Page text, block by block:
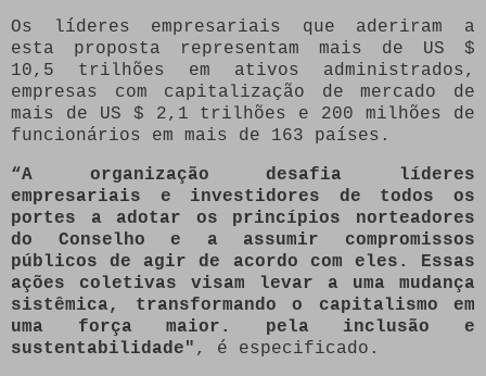
Os líderes empresariais que aderiram a
esta proposta representam mais de US $
10,5 trilhões em ativos administrados,
empresas com capitalização de mercado de
mais de US $ 2,1 trilhões e 200 milhões de
funcionários em mais de 163 países.
“A organização desafia líderes
empresariais e investidores de todos os
portes a adotar os princípios norteadores
do Conselho e a assumir compromissos
públicos de agir de acordo com eles. Essas
ações coletivas visam levar a uma mudança
sistêmica, transformando o capitalismo em
uma força maior. pela inclusão e
sustentabilidade" , é especificado.